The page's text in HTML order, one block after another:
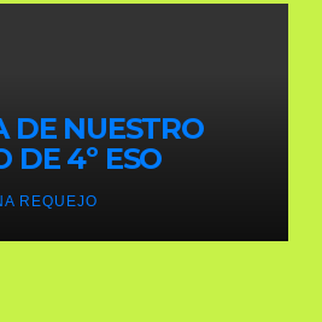
DE NUESTRO
DE 4º ESO
REQUEJO